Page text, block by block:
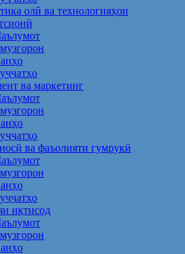
олӣ ва технологияҳои
ва маркетинг
ва фаъолияти гумрукӣ
иқтисод